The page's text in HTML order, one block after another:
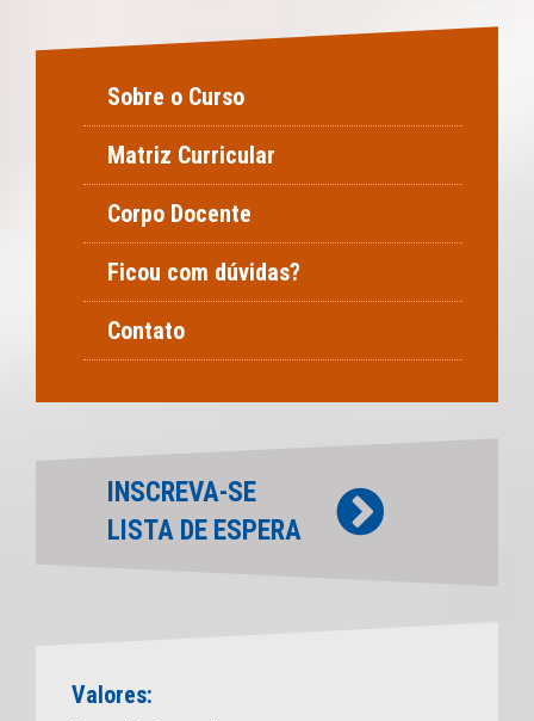
Sobre o Curso
Matriz Curricular
Corpo Docente
Ficou com dúvidas?
Contato
INSCREVA-SE
LISTA DE ESPERA
Valores: